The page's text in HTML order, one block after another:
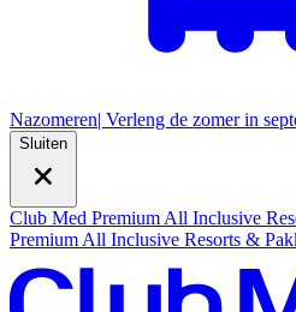
Nazomeren| Verleng de zomer in
Sluiten
Club Med Premium All Inclusive
Premium All Inclusive Resorts &